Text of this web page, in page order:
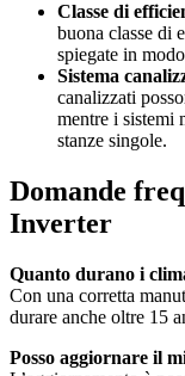
Classe di
buona classe di
spiegate in
Sistema
canalizzati
mentre i sistemi
stanze singole.
Domande
Inverter
Quanto durano i
Con una corretta
durare anche oltre 15
Posso aggiornare il